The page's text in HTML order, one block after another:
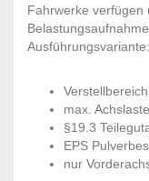
Fahrwerke verfügen
max.
§19.3
EPS
nur